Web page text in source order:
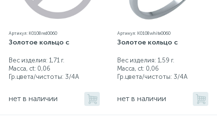
Артикул: K0108red0060
Золотое кольцо с
Вес изделия: 1,71 г.
Масса, ct: 0,06
Гр.цвета/чистоты: 3/4А
нет в наличии
Артикул: K0108white0060
Золотое кольцо с
Вес изделия: 1,59 г.
Масса, ct: 0,06
Гр.цвета/чистоты: 3/4А
нет в наличии